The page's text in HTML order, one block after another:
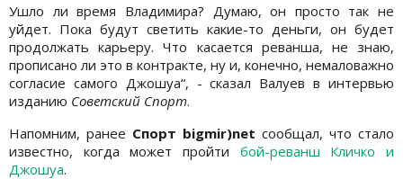
Ушло ли время Владимира? Думаю, он просто так не
уйдет. Пока будут светить какие-то деньги, он будет
продолжать карьеру. Что касается реванша, не знаю,
прописано ли это в контракте, ну и, конечно, немаловажно
согласие самого Джошуа“, - сказал Валуев в интервью
изданию Советский Спорт.
Напомним, ранее Спорт bigmir)net сообщал, что стало
известно, когда может пройти бой-реванш Кличко и
Джошуа.